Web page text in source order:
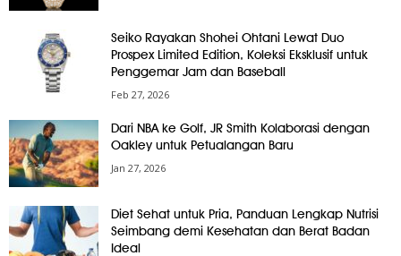
Seiko Rayakan Shohei Ohtani Lewat Duo
Prospex Limited Edition, Koleksi Eksklusif untuk
Penggemar Jam dan Baseball
Feb 27, 2026
Dari NBA ke Golf, JR Smith Kolaborasi dengan
Oakley untuk Petualangan Baru
Jan 27, 2026
Diet Sehat untuk Pria, Panduan Lengkap Nutrisi
Seimbang demi Kesehatan dan Berat Badan
Ideal